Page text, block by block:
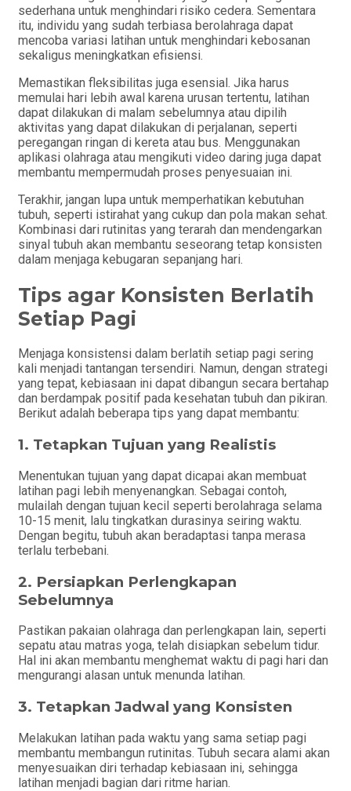
sederhana untuk menghindari risiko cedera. Sementara
itu, individu yang sudah terbiasa berolahraga dapat
mencoba variasi latihan untuk menghindari kebosanan
sekaligus meningkatkan efisiensi.
Memastikan fleksibilitas juga esensial. Jika harus
memulai hari lebih awal karena urusan tertentu, latihan
dapat dilakukan di malam sebelumnya atau dipilih
aktivitas yang dapat dilakukan di perjalanan, seperti
peregangan ringan di kereta atau bus. Menggunakan
aplikasi olahraga atau mengikuti video daring juga dapat
membantu mempermudah proses penyesuaian ini.
Terakhir, jangan lupa untuk memperhatikan kebutuhan
tubuh, seperti istirahat yang cukup dan pola makan sehat.
Kombinasi dari rutinitas yang terarah dan mendengarkan
sinyal tubuh akan membantu seseorang tetap konsisten
dalam menjaga kebugaran sepanjang hari.
Tips agar Konsisten Berlatih
Setiap Pagi
Menjaga konsistensi dalam berlatih setiap pagi sering
kali menjadi tantangan tersendiri. Namun, dengan strategi
yang tepat, kebiasaan ini dapat dibangun secara bertahap
dan berdampak positif pada kesehatan tubuh dan pikiran.
Berikut adalah beberapa tips yang dapat membantu:
1. Tetapkan Tujuan yang Realistis
Menentukan tujuan yang dapat dicapai akan membuat
latihan pagi lebih menyenangkan. Sebagai contoh,
mulailah dengan tujuan kecil seperti berolahraga selama
10-15 menit, lalu tingkatkan durasinya seiring waktu.
Dengan begitu, tubuh akan beradaptasi tanpa merasa
terlalu terbebani.
2. Persiapkan Perlengkapan
Sebelumnya
Pastikan pakaian olahraga dan perlengkapan lain, seperti
sepatu atau matras yoga, telah disiapkan sebelum tidur.
Hal ini akan membantu menghemat waktu di pagi hari dan
mengurangi alasan untuk menunda latihan.
3. Tetapkan Jadwal yang Konsisten
Melakukan latihan pada waktu yang sama setiap pagi
membantu membangun rutinitas. Tubuh secara alami akan
menyesuaikan diri terhadap kebiasaan ini, sehingga
latihan menjadi bagian dari ritme harian.